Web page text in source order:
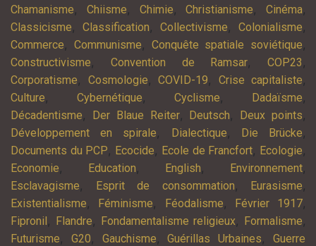
Chamanisme, Chiisme, Chimie,Christianisme, Cinéma,
Classicisme, Classification, Collectivisme, Colonialisme,
Commerce, Communisme, Conquête spatiale soviétique,
Constructivisme, Convention de Ramsar, COP23 ,
Corporatisme, Cosmologie, COVID-19, Crise capitaliste,
Culture, Cybernétique, Cyclisme, Dadaïsme,
Décadentisme, Der Blaue Reiter, Deutsch, Deux points,
Développement en spirale, Dialectique, Die Brücke,
Documents du PCP, Ecocide, Ecole de Francfort, Ecologie,
Economie, Education, English, Environnement,
Esclavagisme, Esprit de consommation, Eurasisme,
Existentialisme, Féminisme, Féodalisme, Février 1917,
Fipronil , Flandre, Fondamentalisme religieux, Formalisme,
Futurisme, G20, Gauchisme,Guérillas Urbaines,Guerre